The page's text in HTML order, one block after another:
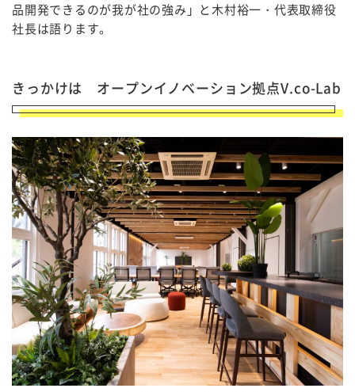
品開発できるのが我が社の強み」と木村裕一・代表取締役
社長は語ります。
きっかけは オープンイノベーション拠点V.co-Lab